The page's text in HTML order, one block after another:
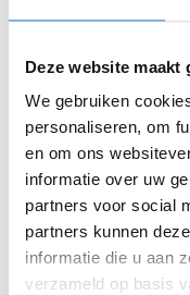
Deze website maakt
We gebruiken
personaliseren, om
en om ons
informatie over uw
partners voor social
partners kunnen
informatie die u aan
verzameld op basis